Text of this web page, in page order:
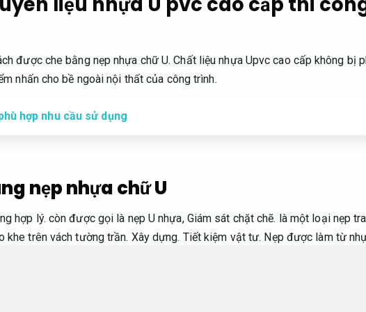
được che bằng nẹp nhựa chữ U. Chất liệu nhựa Upvc cao cấp không bị
nhấn cho bề ngoài nội thất của công trình.
hợp nhu cầu sử dụng
nẹp nhựa chữ U
hợp lý. còn được gọi là nẹp U nhựa, Giám sát chặt chẽ. là một loại nẹp
trên vách tường trần. Xây dựng. Tiết kiệm vật tư. Nẹp được làm từ